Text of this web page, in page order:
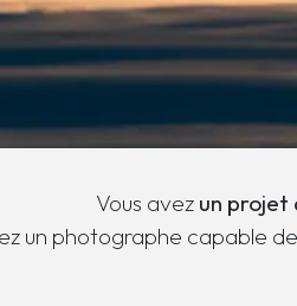
Vous avez un projet
un photographe capable